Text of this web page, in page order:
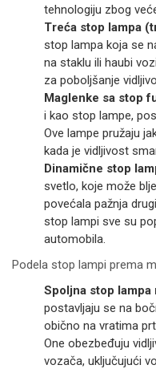
tehnologiju zbog
Treća stop lampa
stop lampa koja se
na staklu ili haubi
za poboljšanje
Maglenke sa stop
i kao stop lampe,
Ove lampe pružaju
kada je vidljivost
Dinamične stop
svetlo, koje može
povećala pažnja
stop lampi sve su
automobila.
Podela stop lampi prema
Spoljna stop lampa
postavljaju se na
obično na vratima
One obezbeđuju
vozača, uključujući